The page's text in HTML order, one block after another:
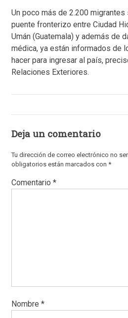
Un poco más de 2.200
puente fronterizo entre Ciudad
Umán (Guatemala) y además de
médica, ya están informados de
hacer para ingresar al país,
Relaciones Exteriores.
Deja un comentario
Tu dirección de correo electrónico no
obligatorios están marcados con *
Comentario *
Nombre *